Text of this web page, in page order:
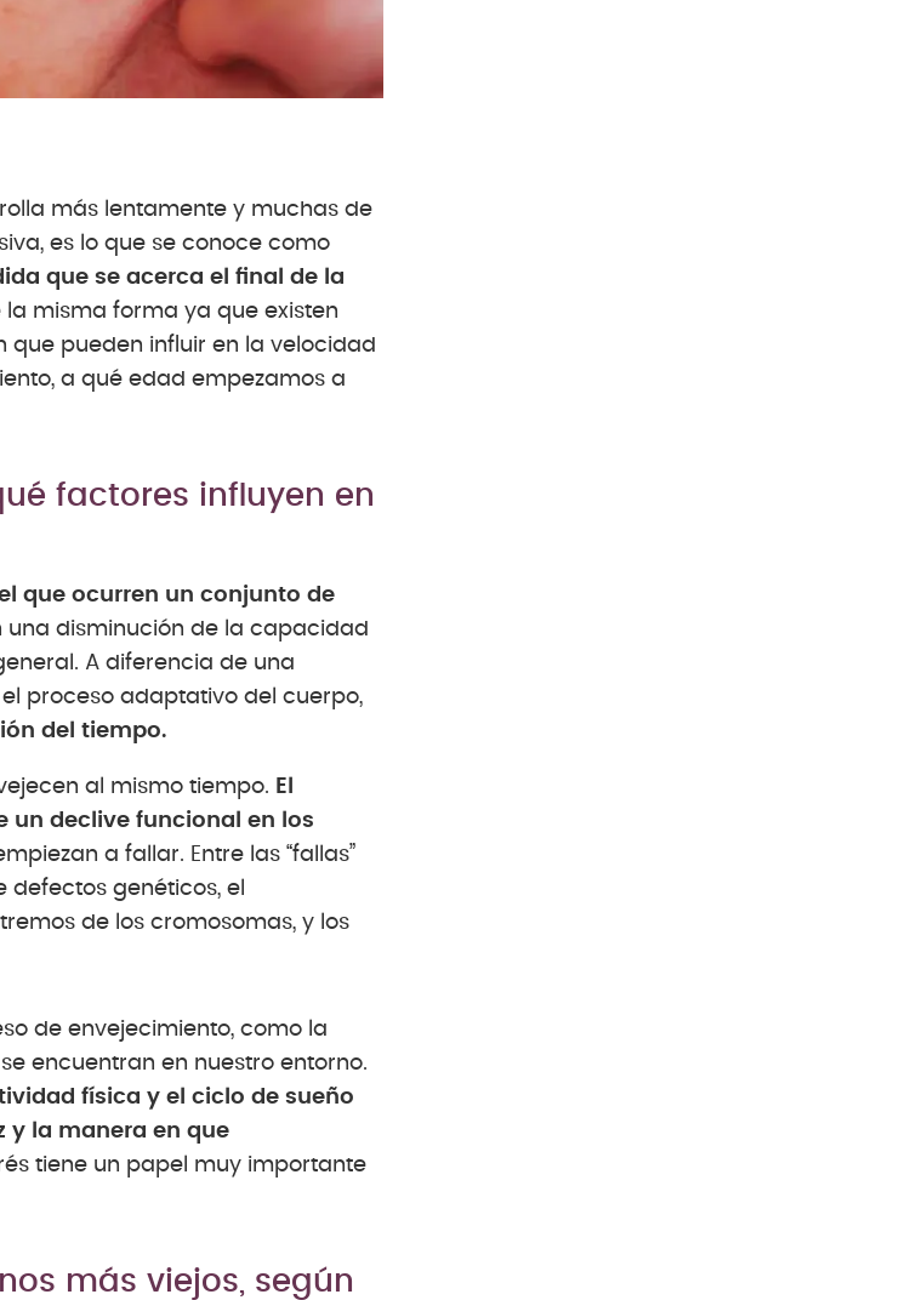
más lentamente y muchas de
es lo que se conoce como
que se acerca el final de la
la misma forma ya que existen
que pueden influir en la velocidad
a qué edad empezamos a
factores influyen en
que ocurren un conjunto de
una disminución de la capacidad
A diferencia de una
proceso adaptativo del cuerpo,
del tiempo.
al mismo tiempo. El
un declive funcional en los
a fallar. Entre las “fallas”
genéticos, el
de los cromosomas, y los
de envejecimiento, como la
encuentran en nuestro entorno.
física y el ciclo de sueño
y la manera en que
tiene un papel muy importante
más viejos, según